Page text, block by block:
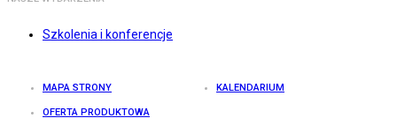
Szkolenia i konferencje
MAPA STRONY KALENDARIUM
OFERTA PRODUKTOWA